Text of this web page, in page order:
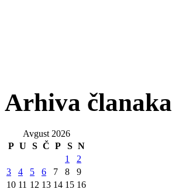
Arhiva članaka
Avgust 2026
P U S Č P S N
1
2
3
4 5 6 7 8
9
10 11 12 13 14 15 16